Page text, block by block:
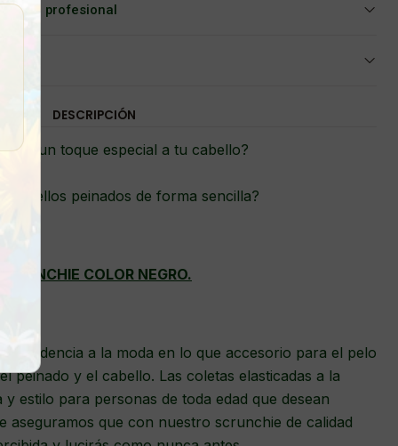
profesional
DESCRIPCIÓN
un toque especial a tu cabello?
bellos peinados de forma sencilla?
COLOR NEGRO.
tendencia a la moda en lo que accesorio para el pelo
peinado y el cabello. Las coletas elasticadas a la
estilo para personas de toda edad que desean
aseguramos que con nuestro scrunchie de calidad